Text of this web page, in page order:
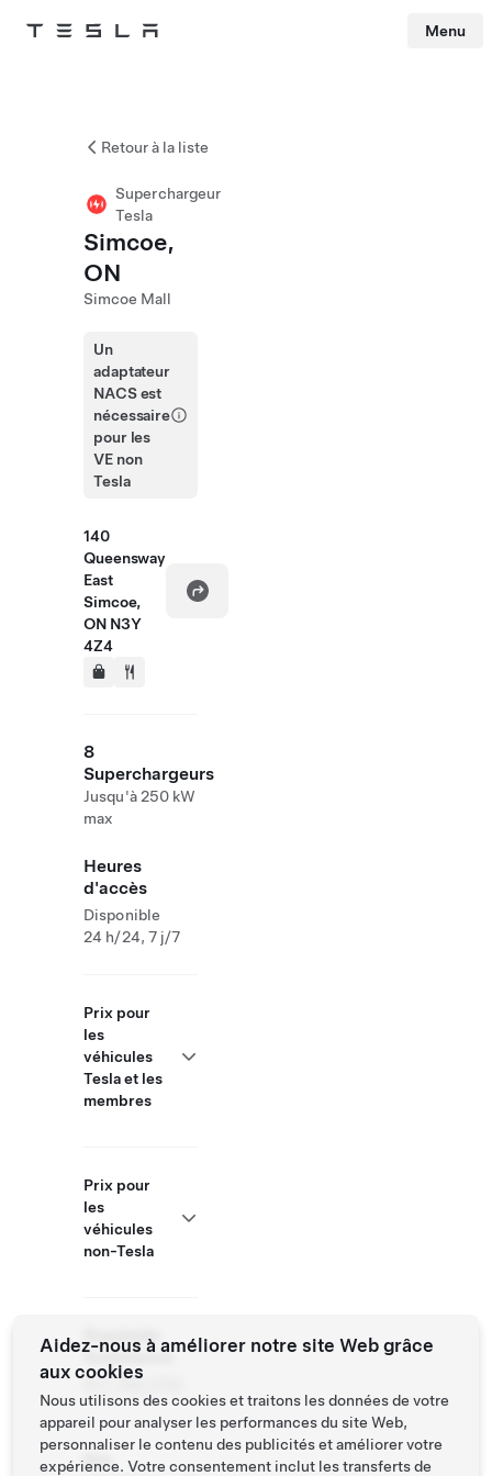
Tesla Menu
Retour à la liste
Superchargeur
Tesla
Simcoe,
ON
Simcoe Mall
Un
adaptateur
NACS est
nécessaire
pour les
VE non
Tesla
140
Queensway
East
Simcoe,
ON N3Y
4Z4
8
Superchargeurs
Jusqu'à 250 kW
max
Heures
d'accès
Disponible
24 h/24, 7 j/7
Prix pour
les
véhicules
Tesla et les
membres
Prix pour
les
véhicules
non-Tesla
Roadside
Assistance
877 798 3752
Aidez-nous à améliorer notre site Web grâce
aux cookies
Nous utilisons des cookies et traitons les données de votre
appareil pour analyser les performances du site Web,
personnaliser le contenu des publicités et améliorer votre
expérience. Votre consentement inclut les transferts de